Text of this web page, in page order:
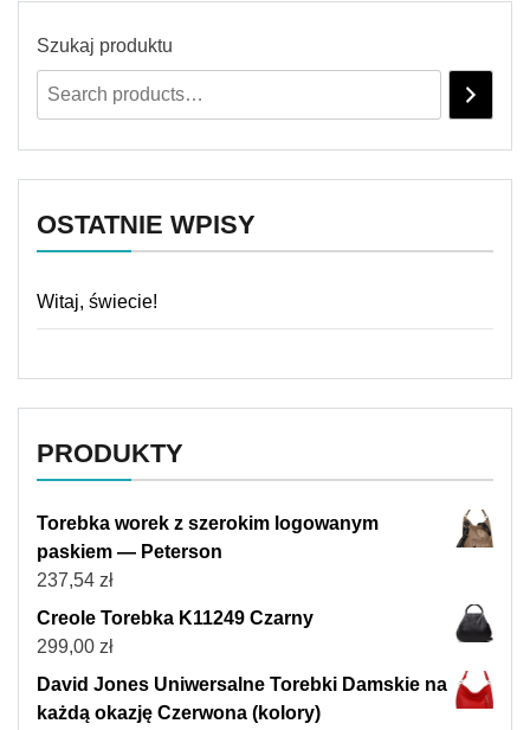
Szukaj produktu
OSTATNIE WPISY
Witaj, świecie!
PRODUKTY
Torebka worek z szerokim logowanym
paskiem — Peterson
237,54 zł
Creole Torebka K11249 Czarny
299,00 zł
David Jones Uniwersalne Torebki Damskie na
każdą okazję Czerwona (kolory)